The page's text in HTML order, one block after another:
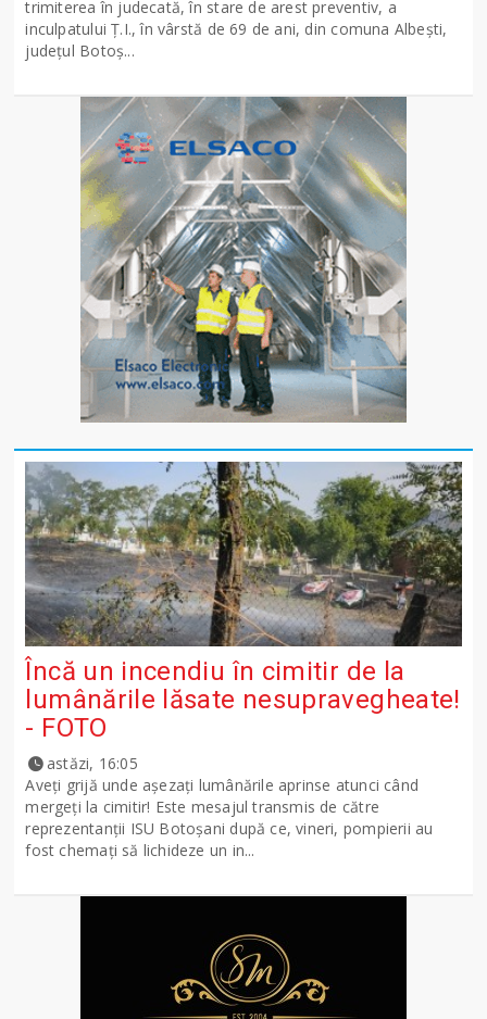
trimiterea în judecată, în stare de arest preventiv, a
inculpatului Ț.I., în vârstă de 69 de ani, din comuna Albești,
județul Botoș...
Încă un incendiu în cimitir de la
lumânările lăsate nesupravegheate!
- FOTO
astăzi, 16:05
Aveți grijă unde așezați lumânările aprinse atunci când
mergeți la cimitir! Este mesajul transmis de către
reprezentanții ISU Botoșani după ce, vineri, pompierii au
fost chemați să lichideze un in...